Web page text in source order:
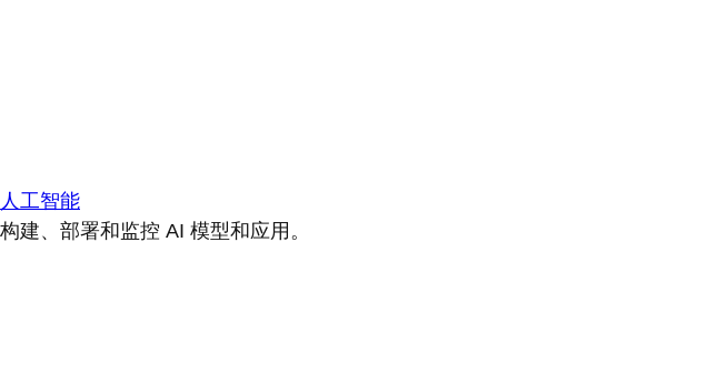
人工智能
构建、部署和监控 AI 模型和应用。